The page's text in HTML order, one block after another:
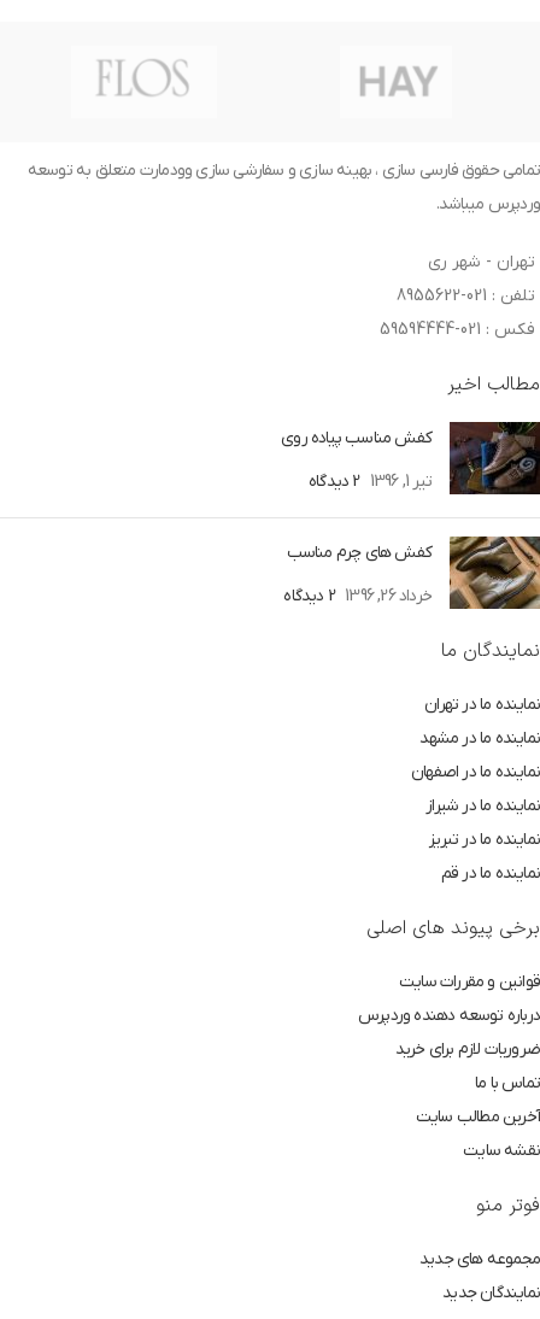
تمامی حقوق فارسی سازی ، بهینه سازی و سفارشی سازی وودمارت متعلق به توسعه
وردپرس میباشد.
تهران - شهر ری
تلفن : 021-8955622
فکس : 021-59594444
مطالب اخیر
کفش مناسب پیاده روی
تیر 1, 1396
2 دیدگاه
کفش های چرم مناسب
خرداد 26, 1396
2 دیدگاه
نمایندگان ما
نماینده ما در تهران
نماینده ما در مشهد
نماینده ما در اصفهان
نماینده ما در شیراز
نماینده ما در تبریز
نماینده ما در قم
برخی پیوند های اصلی
قوانین و مقررات سایت
درباره توسعه دهنده وردپرس
ضروریات لازم برای خرید
تماس با ما
آخرین مطالب سایت
نقشه سایت
فوتر منو
مجموعه های جدید
نمایندگان جدید